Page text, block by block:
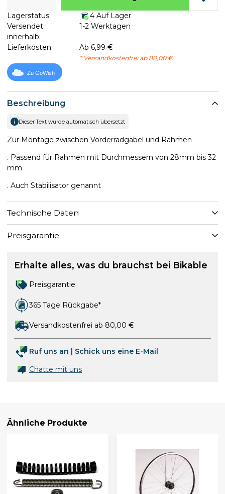
Beschreibung
Dieser Text wurde automatisch übersetzt
Zur Montage zwischen Vorderradgabel und Rahmen
. Passend für Rahmen mit Durchmessern von 28mm bis 32
mm
. Auch Stabilisator genannt
Technische Daten
Preisgarantie
Lagerstatus:
4 Auf Lager
Versendet
innerhalb:
1-2 Werktagen
Lieferkosten: Ab 6,99 €
* Versandkostenfrei ab 80,00 €
Zu GoWish
Erhalte alles, was du brauchst bei Bikable
Preisgarantie
365 Tage Rückgabe*
Versandkostenfrei ab 80,00 €
Ruf uns an
Schick uns eine E-Mail
Chatte mit uns
Ähnliche Produkte